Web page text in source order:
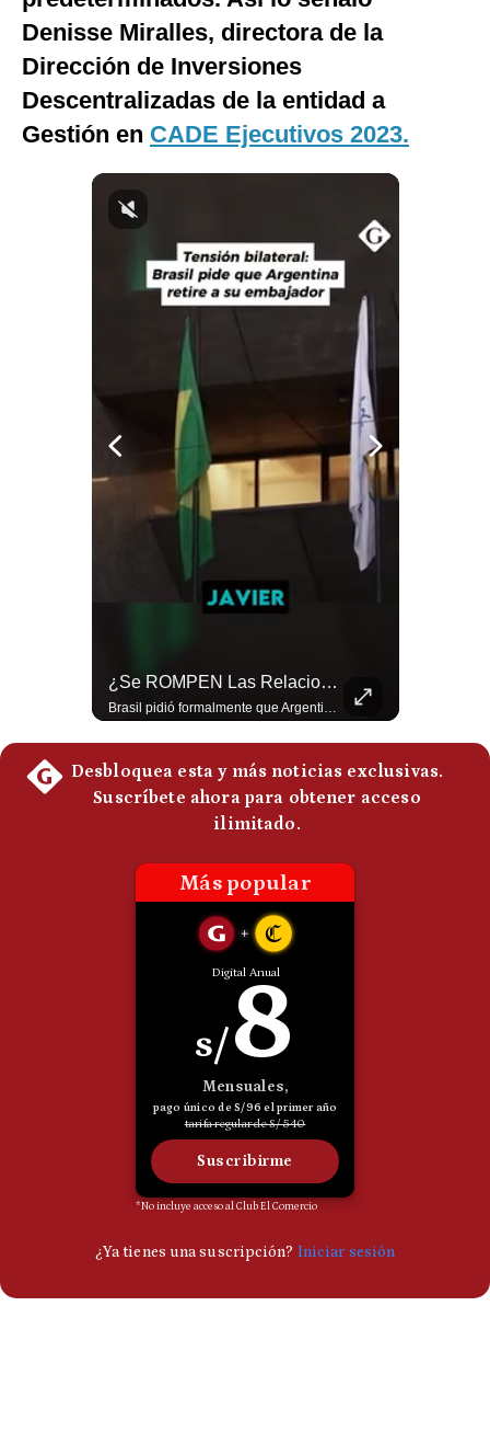
Podcast
Gestión TV
Videos
Denisse Miralles, directora de la
Dirección de Inversiones
Descentralizadas de la entidad a
Gestión en CADE Ejecutivos 2023.
¿Se ROMPEN Las Relaciones Entre Brasil Y Argentina? | Gestión Mundo